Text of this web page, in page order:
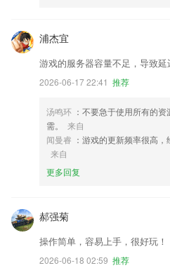
浦杰宜
游戏的服务器容量不足，导致延
2026-06-17 22:41 推荐
汤鸣环 ：不要急于使用所有的
需。
来自
闻曼睿 ：游戏的更新频率很高
来自
更多回复
郝强菊
操作简单，容易上手，很好玩！
2026-06-18 02:59 推荐